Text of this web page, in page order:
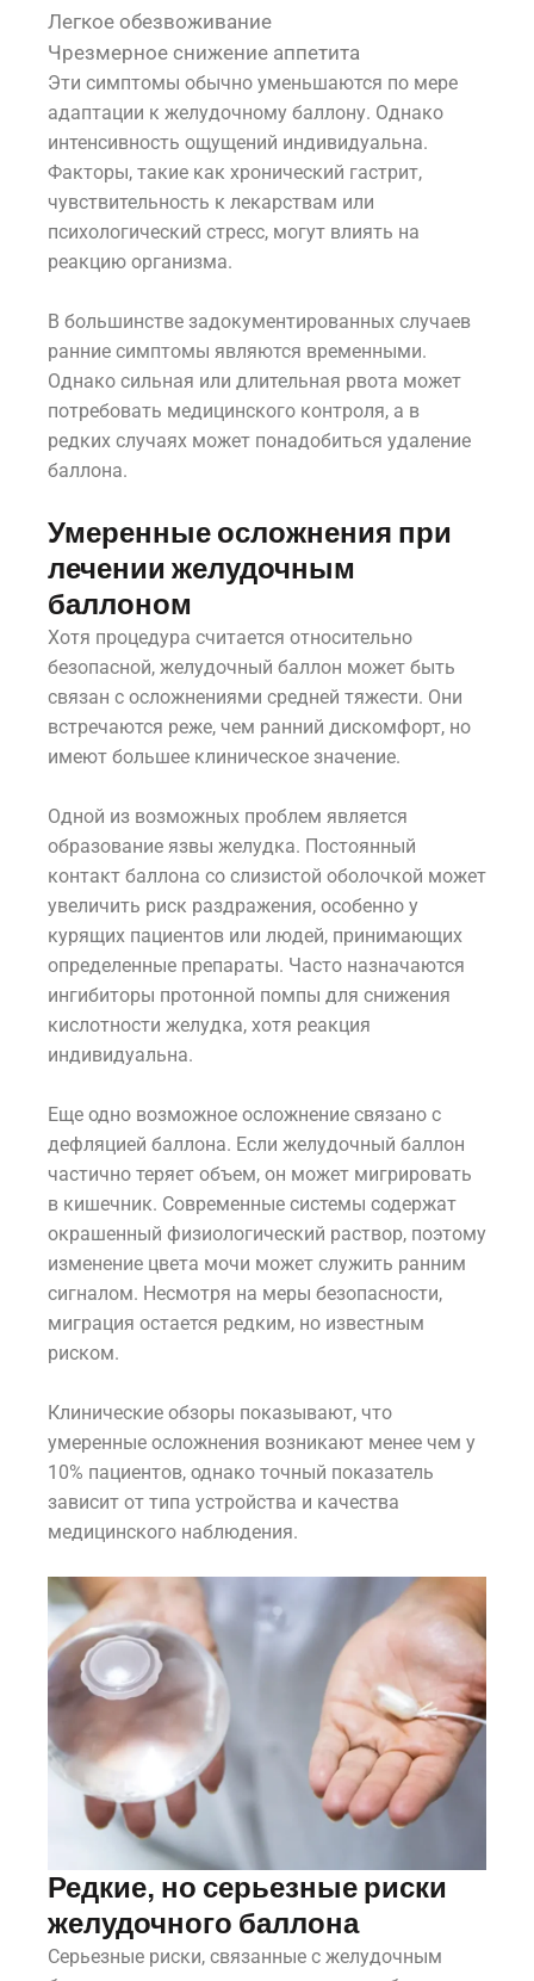
Легкое обезвоживание
Чрезмерное снижение аппетита
Эти симптомы обычно уменьшаются по мере
адаптации к желудочному баллону. Однако
интенсивность ощущений индивидуальна.
Факторы, такие как хронический гастрит,
чувствительность к лекарствам или
психологический стресс, могут влиять на
реакцию организма.
В большинстве задокументированных случаев
ранние симптомы являются временными.
Однако сильная или длительная рвота может
потребовать медицинского контроля, а в
редких случаях может понадобиться удаление
баллона.
Умеренные осложнения при
лечении желудочным
баллоном
Хотя процедура считается относительно
безопасной, желудочный баллон может быть
связан с осложнениями средней тяжести. Они
встречаются реже, чем ранний дискомфорт, но
имеют большее клиническое значение.
Одной из возможных проблем является
образование язвы желудка. Постоянный
контакт баллона со слизистой оболочкой может
увеличить риск раздражения, особенно у
курящих пациентов или людей, принимающих
определенные препараты. Часто назначаются
ингибиторы протонной помпы для снижения
кислотности желудка, хотя реакция
индивидуальна.
Еще одно возможное осложнение связано с
дефляцией баллона. Если желудочный баллон
частично теряет объем, он может мигрировать
в кишечник. Современные системы содержат
окрашенный физиологический раствор, поэтому
изменение цвета мочи может служить ранним
сигналом. Несмотря на меры безопасности,
миграция остается редким, но известным
риском.
Клинические обзоры показывают, что
умеренные осложнения возникают менее чем у
10% пациентов, однако точный показатель
зависит от типа устройства и качества
медицинского наблюдения.
Редкие, но серьезные риски
желудочного баллона
Серьезные риски, связанные с желудочным